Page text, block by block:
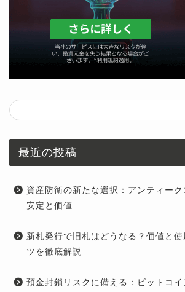
最近の投稿
資産防衛の新たな選択：アンティー
安定と価値
新札発行で旧札はどうなる？価値と
ツを徹底解説
預金封鎖リスクに備える：ビットコ